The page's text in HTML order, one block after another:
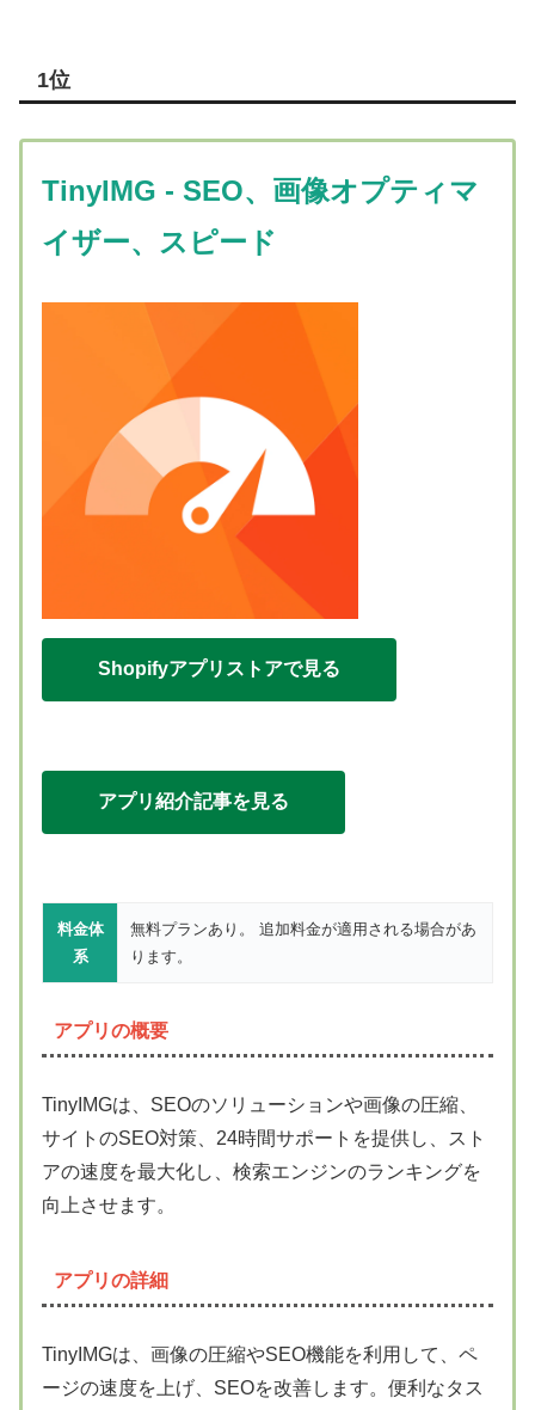
1位
TinyIMG ‑ SEO、画像オプティマ
イザー、スピード
Shopifyアプリストアで見る
アプリ紹介記事を見る
料金体
系
無料プランあり。 追加料金が適用される場合があ
ります。
アプリの概要
TinyIMGは、SEOのソリューションや画像の圧縮、
サイトのSEO対策、24時間サポートを提供し、スト
アの速度を最大化し、検索エンジンのランキングを
向上させます。
アプリの詳細
TinyIMGは、画像の圧縮やSEO機能を利用して、ペ
ージの速度を上げ、SEOを改善します。便利なタス